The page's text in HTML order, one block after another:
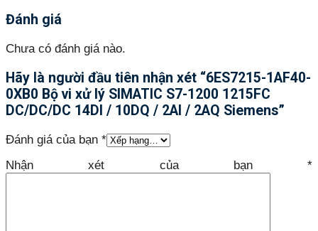
Đánh giá
Chưa có đánh giá nào.
Hãy là người đầu tiên nhận xét “6ES7215-1AF40-
0XB0 Bộ vi xử lý SIMATIC S7-1200 1215FC
DC/DC/DC 14DI / 10DQ / 2AI / 2AQ Siemens”
Đánh giá của bạn *
Nhận xét của bạn *